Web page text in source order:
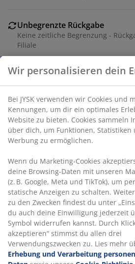
Unbegrenzte Rückgabe
Keine zeitliche Begrenzung -
Filiale
30 Tage Preisgarantie auf alle
Flexible Lieferoptionen
Schnelle und einfache Lieferung
Esszimmerstuhl mit gepolstertem
Rückenlehne aus grauem Stoff.
Artikelnummer: 3640124
Aufbauanleitung
Produkteigenschaften
Wir personalisieren dein
Bei JYSK verwenden wir Cookies und
um dir ein optimales Erlebnis auf
bieten. Cookies sammeln
ermöglichen.
Wenn du Marketing-Cookies
Browsing-Daten mit unseren
Google, Meta und TikTok), um
statische Anzeigen zu schalten.
den Zwecken findest du unter
auch deine Einwilligung jederzeit über
Symbol widerrufen kannst. Durch
akzeptieren“ stimmst du allen drei